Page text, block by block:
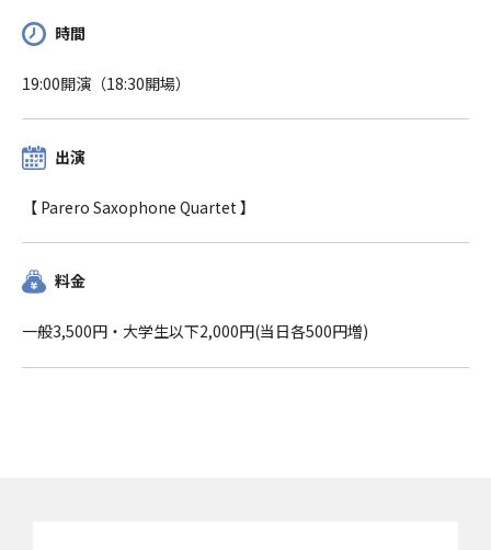
時間
19:00開演（18:30開場）
出演
【 Parero Saxophone Quartet 】
料金
一般3,500円・大学生以下2,000円(当日各500円増)